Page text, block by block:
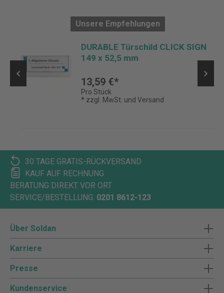
Unsere Empfehlungen
DURABLE Türschild CLICK SIGN
149 x 52,5 mm
13,59 €*
Pro Stück
* zzgl. MwSt. und Versand
30 TAGE GRATIS-RÜCKVERSAND
KAUF AUF RECHNUNG
BERATUNG DIREKT VOR ORT
SERVICE/BESTELLUNG: 0201 8612-123
Über Soldan
Karriere
Presse
Kundenservice